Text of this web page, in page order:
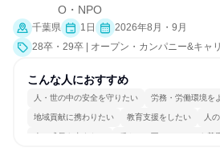
O・NPO
千葉県 1日
2026年8月・9月
28卒・29卒 | オープン・カンパニー&キャ
ート、業界研究]、仕事体験）
こんな人におすすめ
人・世の中の安全を守りたい 労務・労働環境を
地域貢献に携わりたい 教育支援をしたい 人
人の成長を支えたい 穏やかで互いのペースを尊